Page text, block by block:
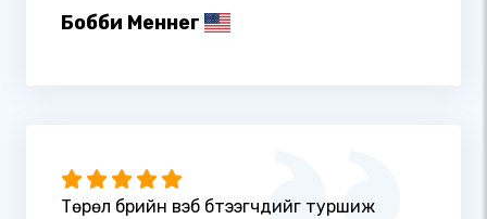
Бобби Меннег
Төрөл бүрийн вэб бүтээгчдийг туршиж